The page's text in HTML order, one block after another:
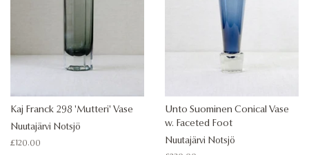
Kaj Franck 298 'Mutteri' Vase
Nuutajärvi Notsjö
Regular
£120.00
Unto Suominen Conical Vase
w. Faceted Foot
Nuutajärvi Notsjö